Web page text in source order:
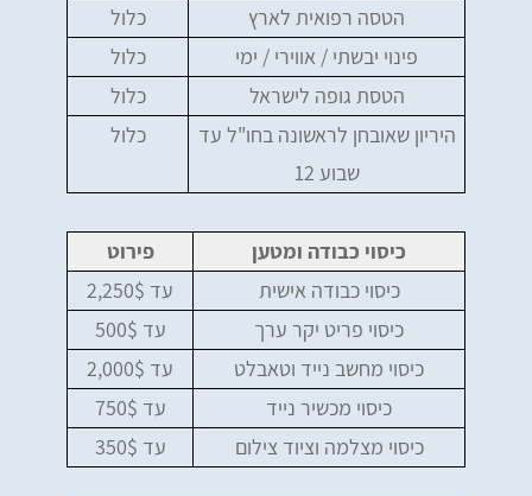
הטסה רפואית לארץ
כלול
פינוי יבשתי / אווירי / ימי
כלול
הטסת גופה לישראל
כלול
היריון שאובחן לראשונה בחו"ל עד
שבוע 12
כלול
כיסוי כבודה ומטען
פירוט
כיסוי כבודה אישית
עד 2,250$
כיסוי פריט יקר ערך
עד 500$
כיסוי מחשב נייד וטאבלט
עד 2,000$
כיסוי מכשיר נייד
עד 750$
כיסוי מצלמה וציוד צילום
עד 350$